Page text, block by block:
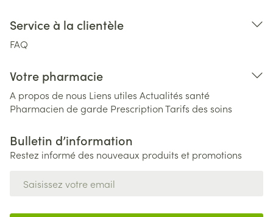
Service à la clientèle
FAQ
Votre pharmacie
A propos de nous Liens utiles Actualités santé
Pharmacien de garde PrescriptionTarifs des soins
Bulletin d’information
Restez informé des nouveaux produits et promotions